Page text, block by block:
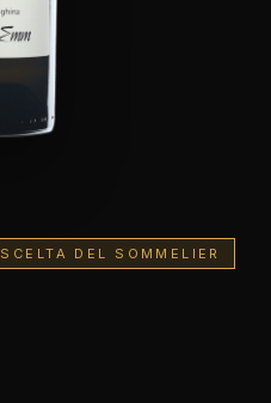
SCELTA DEL SOMMELIER